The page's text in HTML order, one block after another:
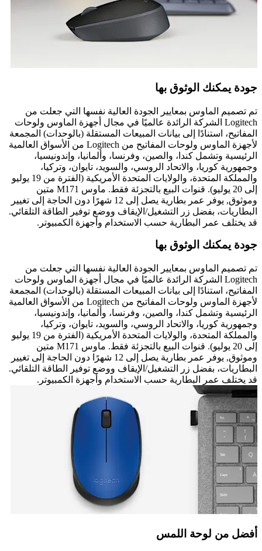
جودة يمكنك الوثوق بها
تم تصميم الماوس بمعايير الجودة العالية نفسها التي جعلت من
Logitech الشركة الرائدة عالميًا في مجال أجهزة الماوس ولوحات
المفاتيح، استنادًا إلى بيانات المبيعات المستقلة (بالوحدات) المجمعة
لأجهزة الماوس ولوحات المفاتيح من Logitech من الأسواق العالمية
الرئيسية وتشمل كندا، والصين، وفرنسا، وألمانيا، وإندونيسيا،
وجمهورية كوريا، والاتحاد الروسي، والسويد، تايوان، وتركيا،
والمملكة المتحدة، والولايات المتحدة الأمريكية (الفترة من 19 يوليو
إلى 20 يوليو). قنوات البيع بالتجزئة فقط. ماوس M171 متين
وموثوق, يوفر عمر بطارية يصل إلى 12 شهرًا دون الحاجة إلى تغيير
البطاريات، بفضل زر التشغيل/الإيقاف ووضع توفير الطاقة التلقائي.
قد يختلف عمر البطارية حسب الاستخدام وأجهزة الكمبيوتر.
جودة يمكنك الوثوق بها
تم تصميم الماوس بمعايير الجودة العالية نفسها التي جعلت من
Logitech الشركة الرائدة عالميًا في مجال أجهزة الماوس ولوحات
المفاتيح، استنادًا إلى بيانات المبيعات المستقلة (بالوحدات) المجمعة
لأجهزة الماوس ولوحات المفاتيح من Logitech من الأسواق العالمية
الرئيسية وتشمل كندا، والصين، وفرنسا، وألمانيا، وإندونيسيا،
وجمهورية كوريا، والاتحاد الروسي، والسويد، تايوان، وتركيا،
والمملكة المتحدة، والولايات المتحدة الأمريكية (الفترة من 19 يوليو
إلى 20 يوليو). قنوات البيع بالتجزئة فقط. ماوس M171 متين
وموثوق, يوفر عمر بطارية يصل إلى 12 شهرًا دون الحاجة إلى تغيير
البطاريات، بفضل زر التشغيل/الإيقاف ووضع توفير الطاقة التلقائي.
قد يختلف عمر البطارية حسب الاستخدام وأجهزة الكمبيوتر.
أفضل من لوحة اللمس